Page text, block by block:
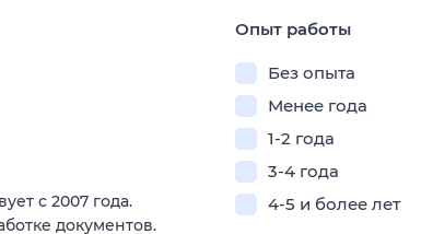
с 2007 года.
документов.
Опыт работы
Без опыта
Менее года
1-2 года
3-4 года
4-5 и более лет